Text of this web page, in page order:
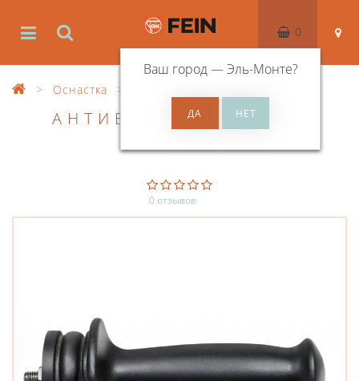
Ваш город —Эль-Монте?
0
Оснастка
АНТИВИБРАЦИОННАЯ
0 отзывов